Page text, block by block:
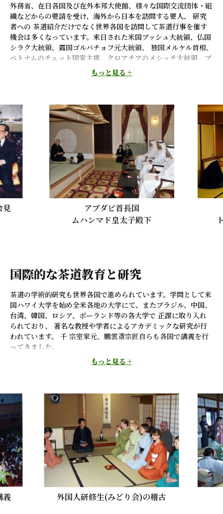
外務省、在日各国及び在外本邦大使館、様々な国際交流団体・組
織などからの要請を受け、海外から日本を訪問する要人、 研究
者への 茶道紹介だけでなく世界各国を訪問して茶道行事を催す
機会は多くなっています。来日された米国ブッシュ大統領、仏国
シラク大統領、露国ゴルバチョフ元大統領、 独国メルケル首相、
ベトナムのチェット国家主席、クロアチアのメシッチ大統領、ブ
ルガリアの・パルヴァノフ大統領、ブータンのワンチュク国王・
王妃、ポルトガルのコエーリョ首相、ウクライナのポロシェンコ
また、 海外に赴いての献茶も多く、 中国江沢民国家主席、比国
アロヨ大統領、インドネシアのユドヨノ大統領、 独国ヴルフ大
統領、アブダビ首長国ムハンマド皇太子また国際連合アナン、潘
基文事務総長らに一碗の茶が献じられました。
もっと見る +
アブダビ首長国
ムハンマド皇太子殿下
トニー・タン
国際的な茶道教育と研究
茶道の学術的研究も世界各国で進められています。学問として米
国ハワイ大学を始め全米各地の大学にて、またブラジル、中国、
台湾、韓国、ロシア、ポーランド等の各大学で 正課に取り入れ
られており、 著名な教授や学者によるアカデミックな研究が行
われています。 千 宗室家元、鵬雲斎宗匠自らも各国で講義を行
ってきました。
国内における専門教育の分野では、昭和45年裏千家学園茶道専
門学校に全日制の外国人研修コース（みどり会）を設置、 海外
会を提供するために 国際茶道学苑（International Chado
Institute）を設立しています。
一方、日本人修道者を対象に英語で指導する茶道講座を開催し、
国際茶道人の養成を行っています。 その受講生の多くが裏千家
インターナショナルアソシエーション会員（UIA）となり 海外へ
の茶道紹介に活躍しています。
もっと見る +
外国人研修生(みどり会)の稽古